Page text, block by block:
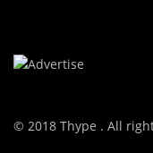
© 2018 Thype . All